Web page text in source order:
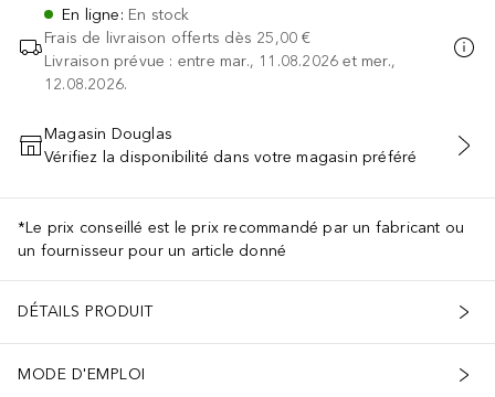
En ligne: En stock
Frais de livraison offerts dès 25,00 €
Livraison prévue : entre mar., 11.08.2026 et mer.,
12.08.2026.
AJOUTER AU PANIER
Magasin Douglas
Vérifiez la disponibilité dans votre magasin préféré
*Le prix conseillé est le prix recommandé par un fabricant ou
un fournisseur pour un article donné
DÉTAILS PRODUIT
MODE D'EMPLOI